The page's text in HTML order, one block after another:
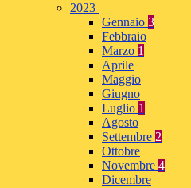
2023
Gennaio 3
Febbraio
Marzo 1
Aprile
Maggio
Giugno
Luglio 1
Agosto
Settembre 2
Ottobre
Novembre 4
Dicembre